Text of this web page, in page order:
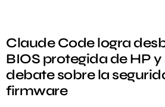
Claude Code logra
BIOS protegida de HP
debate sobre la
firmware